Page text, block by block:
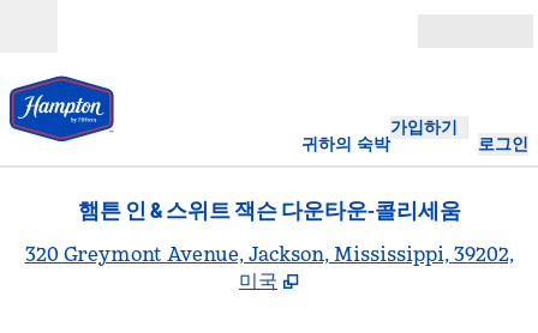
귀하의 숙박
가입하기
로그인
햄튼 인 & 스위트 잭슨 다운타운-콜리세움
320 Greymont Avenue, Jackson, Mississippi, 39202,
미국